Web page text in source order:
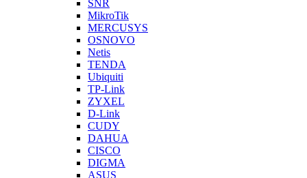
SNR
MikroTik
MERCUSYS
OSNOVO
Netis
TENDA
Ubiquiti
TP-Link
ZYXEL
D-Link
CUDY
DAHUA
CISCO
DIGMA
ASUS